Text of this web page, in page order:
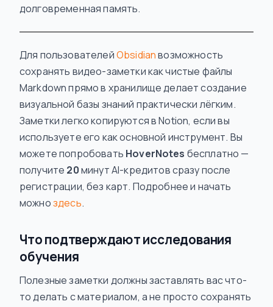
долговременная память.
Для пользователейObsidianвозможность
сохранять видео-заметки как чистые файлы
Markdown прямо в хранилище делает создание
визуальной базы знаний практически лёгким.
Заметки легко копируются в Notion, если вы
используете его как основной инструмент. Вы
можете попробовать HoverNotes бесплатно —
получите 20минут AI-кредитов сразу после
регистрации, без карт. Подробнее и начать
можноздесь.
Что подтверждают исследования
обучения
Полезные заметки должны заставлять вас что-
то делать с материалом, а не просто сохранять